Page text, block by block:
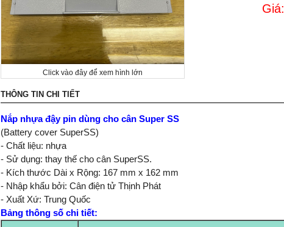
Click vào đây để xem hình lớn
Giá:
THÔNG TIN CHI TIẾT
Nắp nhựa đậy pin dùng cho cân Super SS
(Battery cover SuperSS)
- Chất liệu: nhựa
- Sử dụng: thay thế cho cân SuperSS.
- Kích thước Dài x Rộng: 167 mm x 162 mm
- Nhập khẩu bởi: Cân điện tử Thịnh Phát
- Xuất Xứ: Trung Quốc
Bảng thông số chi tiết: